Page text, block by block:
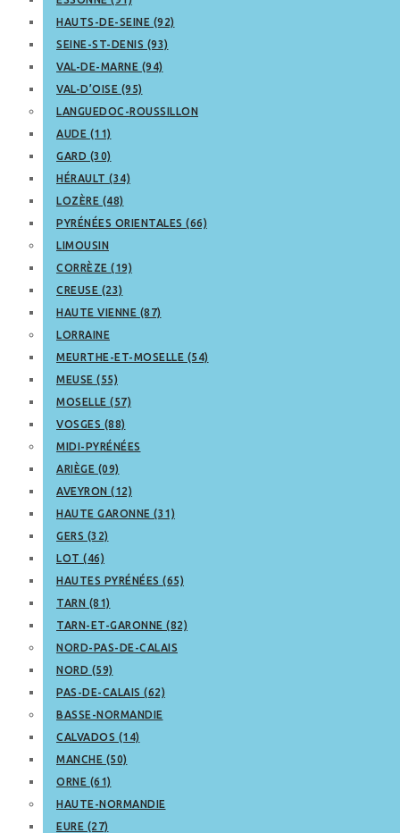
HAUTS-DE-SEINE (92)
SEINE-ST-DENIS (93)
VAL-DE-MARNE (94)
VAL-D’OISE (95)
LANGUEDOC-ROUSSILLON
AUDE (11)
GARD (30)
HÉRAULT (34)
LOZÈRE (48)
PYRÉNÉES ORIENTALES (66)
LIMOUSIN
CORRÈZE (19)
CREUSE (23)
HAUTE VIENNE (87)
LORRAINE
MEURTHE-ET-MOSELLE (54)
MEUSE (55)
MOSELLE (57)
VOSGES (88)
MIDI-PYRÉNÉES
ARIÈGE (09)
AVEYRON (12)
HAUTE GARONNE (31)
GERS (32)
LOT (46)
HAUTES PYRÉNÉES (65)
TARN (81)
TARN-ET-GARONNE (82)
NORD-PAS-DE-CALAIS
NORD (59)
PAS-DE-CALAIS (62)
BASSE-NORMANDIE
CALVADOS (14)
MANCHE (50)
ORNE (61)
HAUTE-NORMANDIE
EURE (27)